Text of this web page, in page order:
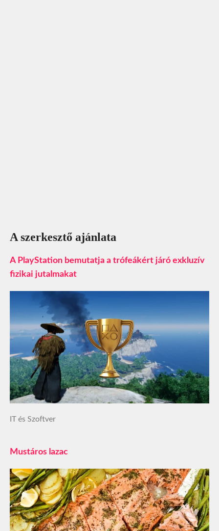
A szerkesztő ajánlata
A PlayStation bemutatja a trófeákért járó exkluzív
fizikai jutalmakat
IT és Szoftver
Mustáros lazac